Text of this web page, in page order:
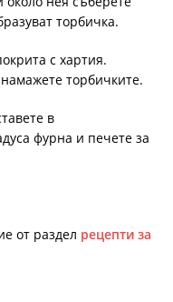
торбичка.
с хартия.
торбичките.
в
фурна и печете за
от раздел рецепти за